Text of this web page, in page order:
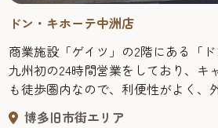
ドン・キホーテ中洲店
商業施設「ゲイツ」の2階にある「ド
九州初の24時間営業をしており、キ
も徒歩圏内なので、利便性がよく、
ち寄スポットのひとつです。
博多旧市街エリア